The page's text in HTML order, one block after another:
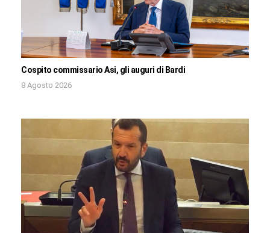
Cospito commissario Asi, gli auguri di Bardi
8 Agosto 2026